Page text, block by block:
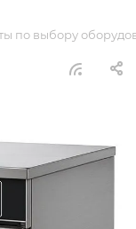
по выбору